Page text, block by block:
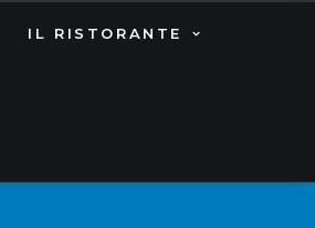
IL RISTORANTE